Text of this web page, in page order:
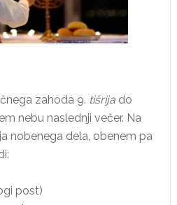
zahoda 9. tišrijado
nebu naslednji večer. Na
nobenega dela, obenem pa
post)